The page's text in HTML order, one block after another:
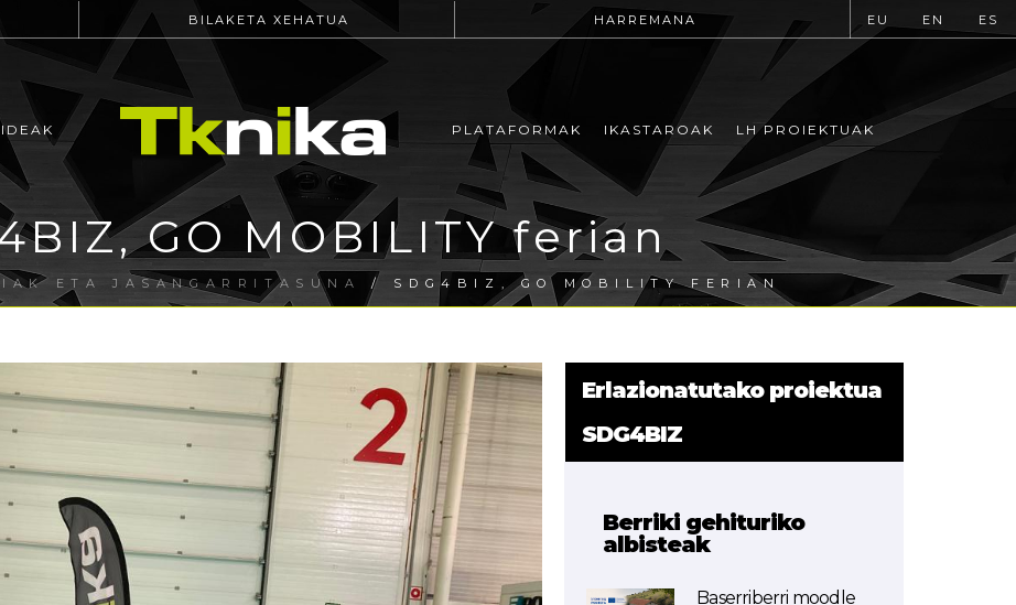
BILAKETA XEHATUA HARREMANA EU EN ES
PLATAFORMAK IKASTAROAK LH PROIEKTUAK
GO MOBILITY ferian
ETA JASANGARRITASUNA / SDG4BIZ, GO MOBILITY FERIAN
Erlazionatutako proiektua
SDG4BIZ
Berriki gehituriko
albisteak
Baserriberri moodle